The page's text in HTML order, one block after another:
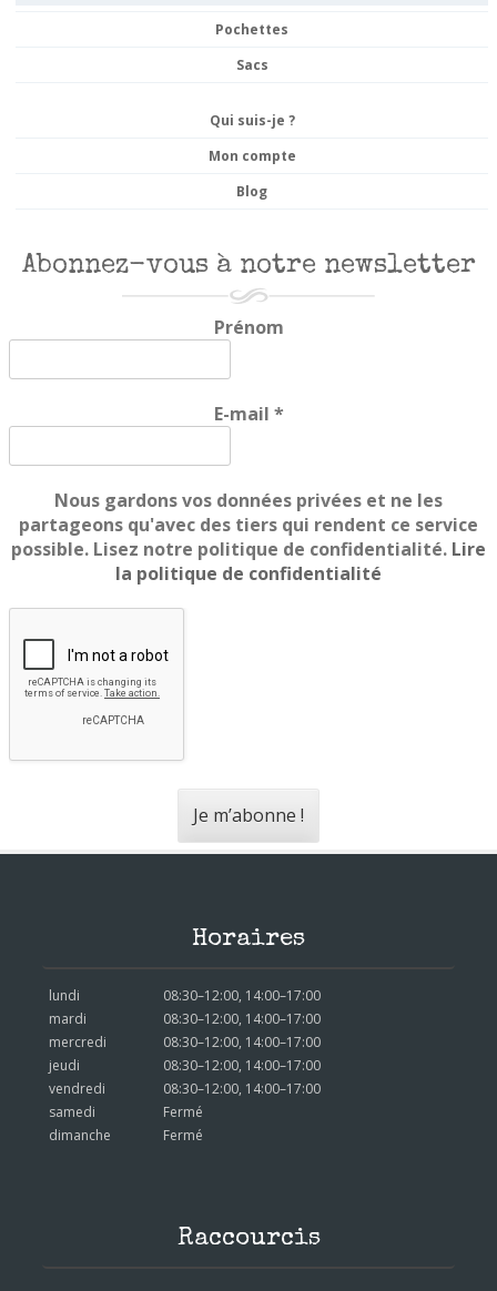
Pochettes
Sacs
Qui suis-je ?
Mon compte
Blog
Abonnez-vous à notre newsletter
Prénom
E-mail *
Nous gardons vos données privées et ne les
partageons qu'avec des tiers qui rendent ce service
possible. Lisez notre politique de confidentialité. Lire
la politique de confidentialité
Horaires
lundi
08:30–12:00, 14:00–17:00
mardi
08:30–12:00, 14:00–17:00
mercredi
08:30–12:00, 14:00–17:00
jeudi
08:30–12:00, 14:00–17:00
vendredi
08:30–12:00, 14:00–17:00
samedi
Fermé
dimanche
Fermé
Raccourcis